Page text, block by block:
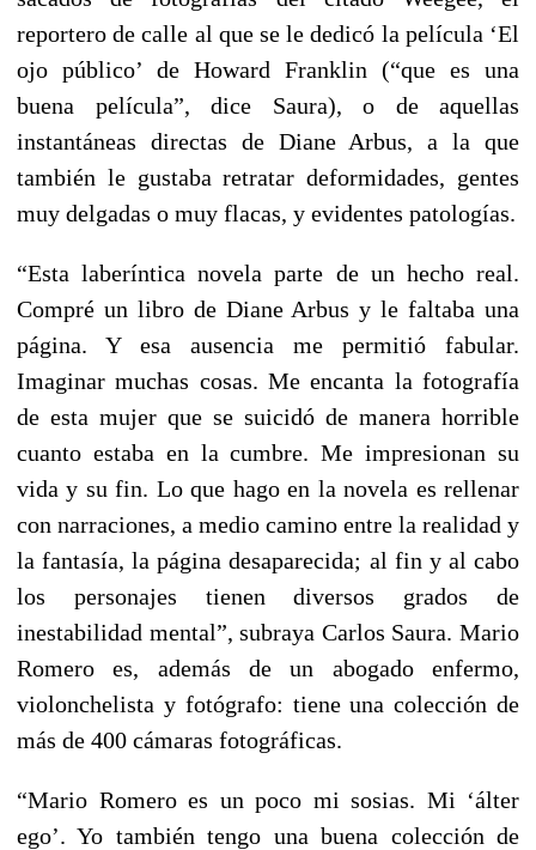
reportero de calle al que se le dedicó la película ‘El
ojo público’ de Howard Franklin (“que es una
buena película”, dice Saura), o de aquellas
instantáneas directas de Diane Arbus, a la que
también le gustaba retratar deformidades, gentes
muy delgadas o muy flacas, y evidentes patologías.
“Esta laberíntica novela parte de un hecho real.
Compré un libro de Diane Arbus y le faltaba una
página. Y esa ausencia me permitió fabular.
Imaginar muchas cosas. Me encanta la fotografía
de esta mujer que se suicidó de manera horrible
cuanto estaba en la cumbre. Me impresionan su
vida y su fin. Lo que hago en la novela es rellenar
con narraciones, a medio camino entre la realidad y
la fantasía, la página desaparecida; al fin y al cabo
los personajes tienen diversos grados de
inestabilidad mental”, subraya Carlos Saura. Mario
Romero es, además de un abogado enfermo,
violonchelista y fotógrafo: tiene una colección de
más de 400 cámaras fotográficas.
“Mario Romero es un poco mi sosias. Mi ‘álter
ego’. Yo también tengo una buena colección de